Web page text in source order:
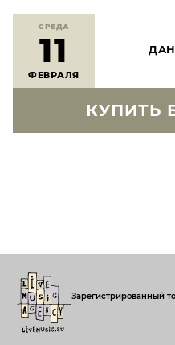
СРЕДА
11
ФЕВРАЛЯ
КУПИТЬ
Зарегистрированный